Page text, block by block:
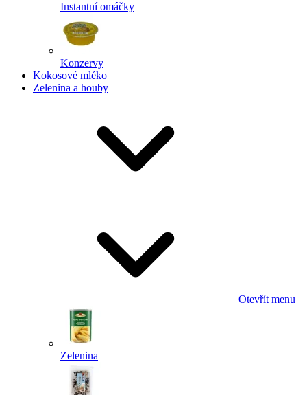
Instantní omáčky
Konzervy
Kokosové mléko
Zelenina a houby
Otevřít menu
Zelenina